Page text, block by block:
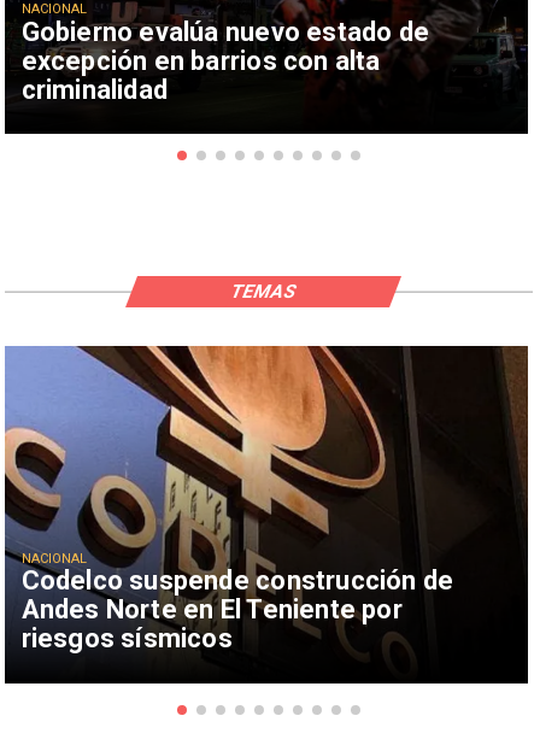
Gobierno evalúa nuevo estado de
excepción en barrios con alta
criminalidad
NACIONAL
Codelco suspende construcción de
Andes Norte en El Teniente por
riesgos sísmicos
NACIONAL
TEMAS